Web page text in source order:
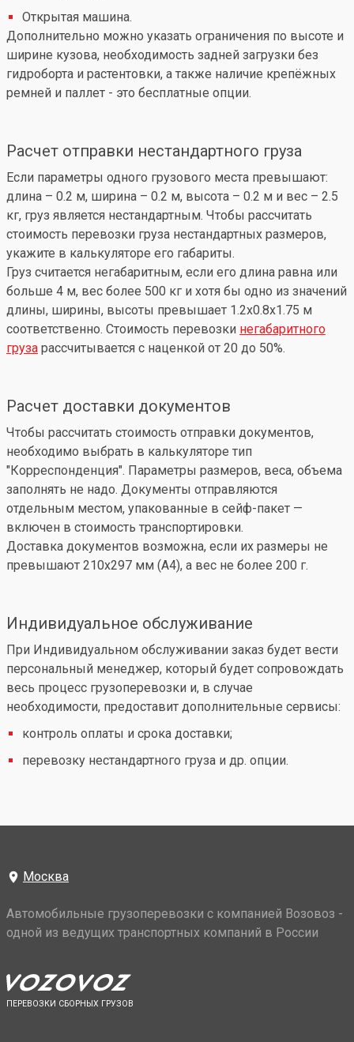
Открытая машина.
Дополнительно можно указать ограничения по высоте и
ширине кузова, необходимость задней загрузки без
гидроборта и растентовки, а также наличие крепёжных
ремней и паллет - это бесплатные опции.
Расчет отправки нестандартного груза
Если параметры одного грузового места превышают:
длина – 0.2 м, ширина – 0.2 м, высота – 0.2 м и вес – 2.5
кг, груз является нестандартным. Чтобы рассчитать
стоимость перевозки груза нестандартных размеров,
укажите в калькуляторе его габариты.
Груз считается негабаритным, если его длина равна или
больше 4 м, вес более 500 кг и хотя бы одно из значений
длины, ширины, высоты превышает 1.2x0.8x1.75 м
соответственно. Стоимость перевозки негабаритного
груза рассчитывается с наценкой от 20 до 50%.
Расчет доставки документов
Чтобы рассчитать стоимость отправки документов,
необходимо выбрать в калькуляторе тип
"Корреспонденция". Параметры размеров, веса, объема
заполнять не надо. Документы отправляются
отдельным местом, упакованные в сейф-пакет —
включен в стоимость транспортировки.
Доставка документов возможна, если их размеры не
превышают 210x297 мм (А4), а вес не более 200 г.
Индивидуальное обслуживание
При Индивидуальном обслуживании заказ будет вести
персональный менеджер, который будет сопровождать
весь процесс грузоперевозки и, в случае
необходимости, предоставит дополнительные сервисы:
контроль оплаты и срока доставки;
перевозку нестандартного груза и др. опции.
Москва
Автомобильные грузоперевозки с компанией Возовоз -
одной из ведущих транспортных компаний в России
ПЕРЕВОЗКИ СБОРНЫХ ГРУЗОВ